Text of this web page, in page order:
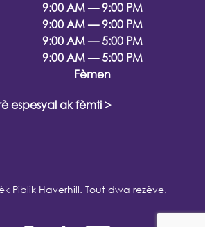
9:00 AM — 9:00 PM
9:00 AM — 9:00 PM
9:00 AM — 5:00 PM
9:00 AM — 5:00 PM
Fèmen
espesyal ak fèmti >
Piblik Haverhill. Tout dwa rezève.